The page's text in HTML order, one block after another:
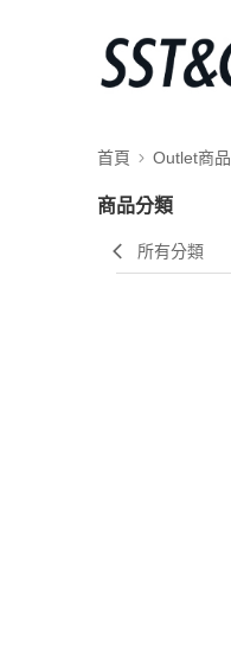
首頁 Outlet商品
商品分類
所有分類